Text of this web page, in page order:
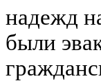
надежд
были